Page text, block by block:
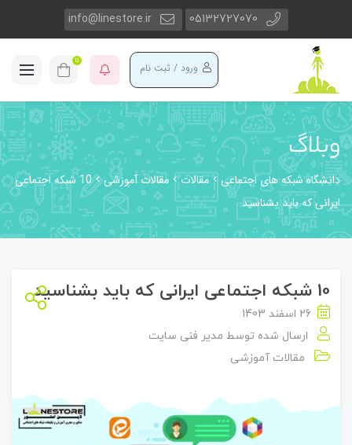
05132727070
info@linestore.ir
ورود / ثبت نام 0
وبلاگ
دانشگاه شبکه های اجتماعی مقالات مقالات آموزشی
10 شبکه اجتماعی
ایرانی که باید بشناسید
10 شبکه اجتماعی ایرانی که باید بشناسید
26 اسفند 1403
ارسال شده توسط مدیر فنی سایت
مقالات آموزشی